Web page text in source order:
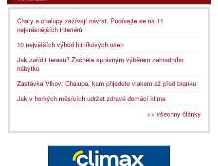
Chaty a chalupy zažívají návrat. Podívejte se na 11
nejkrásnějších interiérů
10 největších výhod hliníkových oken
Jak zařídit terasu? Začněte správným výběrem zahradního
nábytku
Zastávka Vlkov: Chalupa, kam přijedete vlakem až před branku
Jak v horkých měsících udržet zdravé domácí klima
>> všechny články